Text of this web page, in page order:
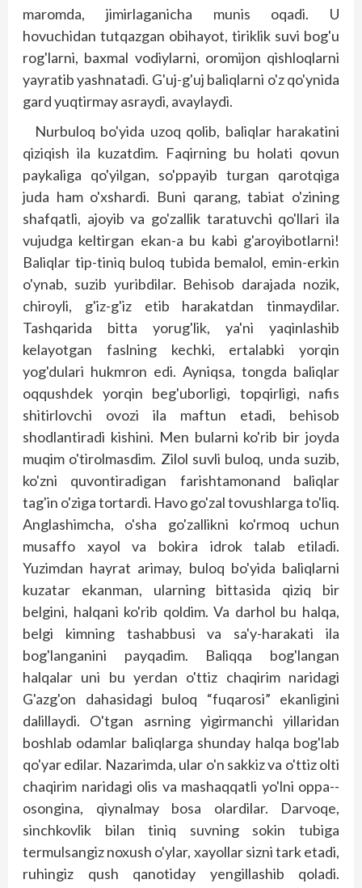
maromda, jimirlaganicha munis oqadi. U
hovuchidan tutqazgan obihayot, tiriklik suvi bog'u
rog'larni, baxmal vodiylarni, oromijon qishloqlarni
yayratib yashnatadi. G'uj-g'uj baliqlarni o'z qo'ynida
gard yuqtirmay asraydi, avaylaydi.
Nurbuloq bo'yida uzoq qolib, baliqlar harakatini
qiziqish ila kuzatdim. Faqirning bu holati qovun
paykaliga qo'yilgan, so'ppayib turgan qarotqiga
juda ham o'xshardi. Buni qarang, tabiat o'zining
shafqatli, ajoyib va go'zallik taratuvchi qo'llari ila
vujudga keltirgan ekan-a bu kabi g'aroyibotlarni!
Baliqlar tip-tiniq buloq tubida bemalol, emin-erkin
o'ynab, suzib yuribdilar. Behisob darajada nozik,
chiroyli, g'iz-g'iz etib harakatdan tinmaydilar.
Tashqarida bitta yorug'lik, ya'ni yaqinlashib
kelayotgan faslning kechki, ertalabki yorqin
yog'dulari hukmron edi. Ayniqsa, tongda baliqlar
oqqushdek yorqin beg'uborligi, topqirligi, nafis
shitirlovchi ovozi ila maftun etadi, behisob
shodlantiradi kishini. Men bularni ko'rib bir joyda
muqim o'tirolmasdim. Zilol suvli buloq, unda suzib,
ko'zni quvontiradigan farishtamonand baliqlar
tag'in o'ziga tortardi. Havo go'zal tovushlarga to'liq.
Anglashimcha, o'sha go'zallikni ko'rmoq uchun
musaffo xayol va bokira idrok talab etiladi.
Yuzimdan hayrat arimay, buloq bo'yida baliqlarni
kuzatar ekanman, ularning bittasida qiziq bir
belgini, halqani ko'rib qoldim. Va darhol bu halqa,
belgi kimning tashabbusi va sa'y-harakati ila
bog'langanini payqadim. Baliqqa bog'langan
halqalar uni bu yerdan o'ttiz chaqirim naridagi
G'azg'on dahasidagi buloq “fuqarosi” ekanligini
dalillaydi. O'tgan asrning yigirmanchi yillaridan
boshlab odamlar baliqlarga shunday halqa bog'lab
qo'yar edilar. Nazarimda, ular o'n sakkiz va o'ttiz olti
chaqirim naridagi olis va mashaqqatli yo'lni oppa-­
osongina, qiynalmay bosa olardilar. Darvoqe,
sinchkovlik bilan tiniq suv­ning sokin tubiga
termulsangiz noxush o'ylar, xayollar sizni tark etadi,
ruhingiz qush qanotiday yengillashib qoladi.